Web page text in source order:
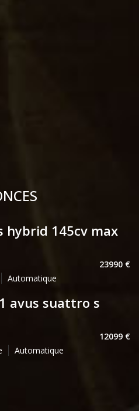
23990
Automatique
12099
Automatique